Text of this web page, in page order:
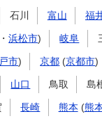
石川 富山 福
・浜松市) 岐阜
市) 京都 (京都市)
山口 鳥取 島
長崎 熊本 (熊